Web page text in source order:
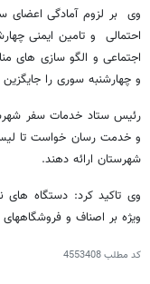
وی بر لزوم آمادگی اعضای
احتمالی و تامین ایمنی
اجتماعی و الگو سازی های
و چهارشنبه سوری را
رئیس ستاد خدمات سفر
و خدمت رسان خواست تا لیست
شهرستان ارائه دهند.
وی تاکید کرد: دستگاه های
ویژه بر اصناف و
کد مطلب4553408